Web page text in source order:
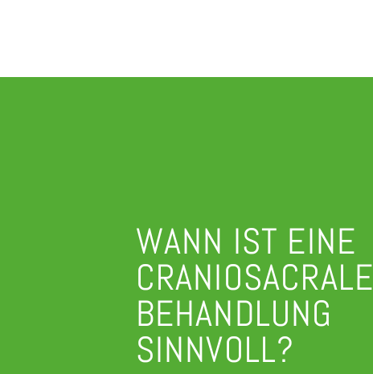
WANN IST EINE
CRANIOSACRALE
BEHANDLUNG
SINNVOLL?